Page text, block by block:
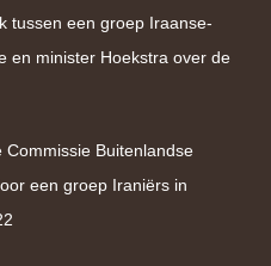
tussen een groep Iraanse-
en minister Hoekstra over de
Commissie Buitenlandse
een groep Iraniërs in